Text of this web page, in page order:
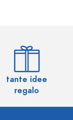
tante idee
regalo